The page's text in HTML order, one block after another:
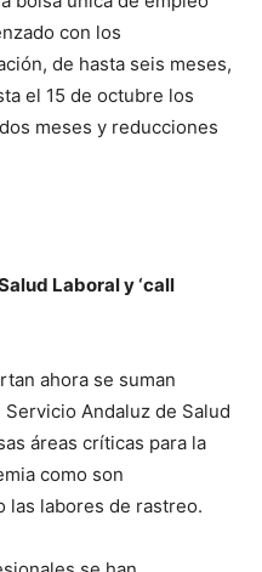
con los
de hasta seis meses,
el 15 de octubre los
meses y reducciones
Laboral y ‘call
ahora se suman
Andaluz de Salud
áreas críticas para la
como son
las labores de rastreo.